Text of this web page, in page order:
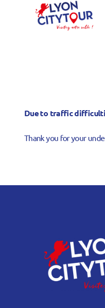
Due to traffic
Thank you for your